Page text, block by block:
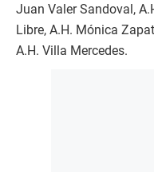
Juan Valer Sandoval,
Libre, A.H. Mónica
A.H. Villa Mercedes.